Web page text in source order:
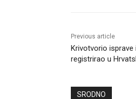
Previous article
Krivotvorio isprave
registrirao u
SRODNO